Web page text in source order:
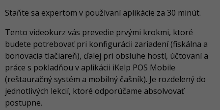
Staňte sa expertom v používaní aplikácie za 30 minút.
Tento videokurz vás prevedie prvými krokmi, ktoré
budete potrebovať pri konfigurácii zariadení (fiskálna a
bonovacia tlačiareň), ďalej pri obsluhe hostí, účtovaní a
práce s pokladňou v aplikácii iKelp POS Mobile
(reštauračný systém a mobilný čašník). Je rozdelený do
jednotlivých lekcií, ktoré odporúčame absolvovať
postupne.